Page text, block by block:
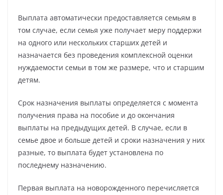
Выплата автоматически предоставляется семьям в
том случае, если семья уже получает меру поддержи
на одного или нескольких старших детей и
назначается без проведения комплексной оценки
нуждаемости семьи в том же размере, что и старшим
детям.
Срок назначения выплаты определяется с момента
получения права на пособие и до окончания
выплаты на предыдущих детей. В случае, если в
семье двое и больше детей и сроки назначения у них
разные, то выплата будет установлена по
последнему назначению.
Первая выплата на новорожденного перечисляется